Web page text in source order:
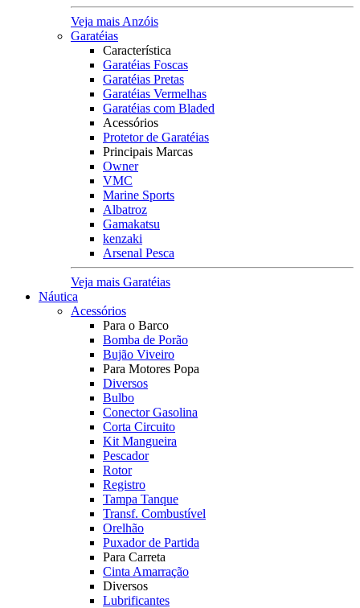
Veja mais Anzóis
Garatéias
Característica
Garatéias Foscas
Garatéias Pretas
Garatéias Vermelhas
Garatéias com Bladed
Acessórios
Protetor de Garatéias
Principais Marcas
Owner
VMC
Marine Sports
Albatroz
Gamakatsu
kenzaki
Arsenal Pesca
Veja mais Garatéias
Náutica
Acessórios
Para o Barco
Bomba de Porão
Bujão Viveiro
Para Motores Popa
Diversos
Bulbo
Conector Gasolina
Corta Circuito
Kit Mangueira
Pescador
Rotor
Registro
Tampa Tanque
Transf. Combustível
Orelhão
Puxador de Partida
Para Carreta
Cinta Amarração
Diversos
Lubrificantes